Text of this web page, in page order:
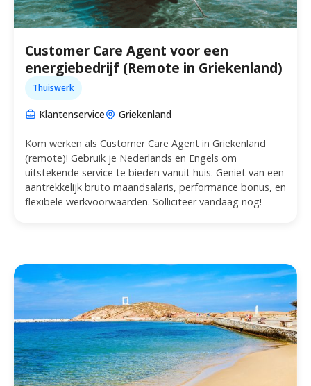
Customer Care Agent voor een
energiebedrijf (Remote in Griekenland)
Thuiswerk
Klantenservice Griekenland
Kom werken als Customer Care Agent in Griekenland
(remote)! Gebruik je Nederlands en Engels om
uitstekende service te bieden vanuit huis. Geniet van een
aantrekkelijk bruto maandsalaris, performance bonus, en
flexibele werkvoorwaarden. Solliciteer vandaag nog!